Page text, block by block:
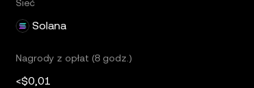
Sieć
Solana
Nagrody z opłat (8 godz.)
<$0,01